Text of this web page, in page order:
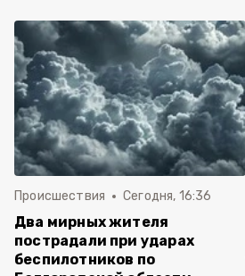
Происшествия Сегодня, 16:36
Два мирных жителя
пострадали при ударах
беспилотников по